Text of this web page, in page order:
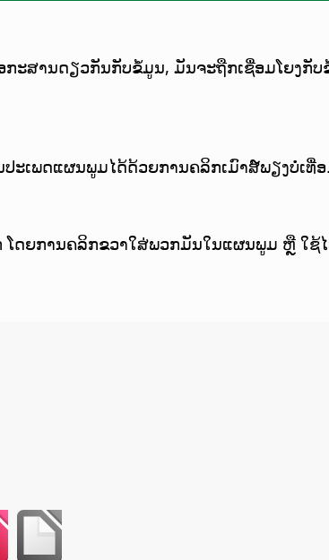
ະສານດຽວກັນກັບຂໍ້ມູນ, ມັນຈະຖືກເຊື່ອມໂຍງກັບ
ເພດແຜນພູມໄດ້ດ້ວຍການຄລິກເມົາສ໌ພຽງບໍ່ເທື່ອ.
ດຍການຄລິກຂວາໃສ່ພວກມັນໃນແຜນພູມ ຫຼື ໃຊ້